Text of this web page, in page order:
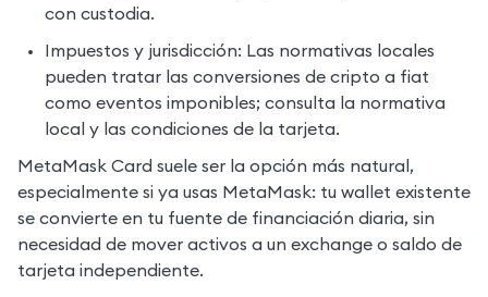
con custodia.
Impuestos y jurisdicción: Las normativas locales
pueden tratar las conversiones de cripto a fiat
como eventos imponibles; consulta la normativa
local y las condiciones de la tarjeta.
MetaMask Card suele ser la opción más natural,
especialmente si ya usas MetaMask: tu wallet existente
se convierte en tu fuente de financiación diaria, sin
necesidad de mover activos a un exchange o saldo de
tarjeta independiente.